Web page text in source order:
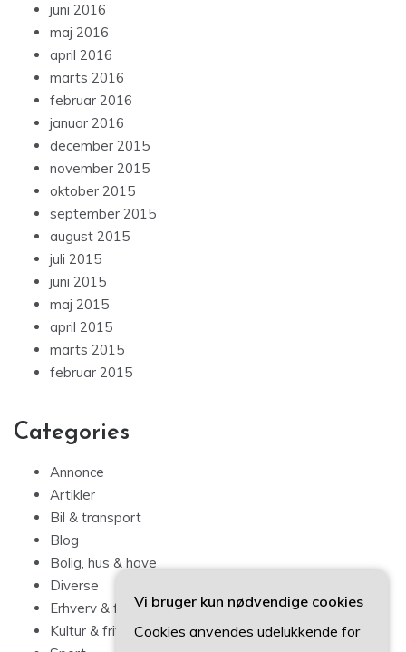
juni 2016
maj 2016
april 2016
marts 2016
februar 2016
januar 2016
december 2015
november 2015
oktober 2015
september 2015
august 2015
juli 2015
juni 2015
maj 2015
april 2015
marts 2015
februar 2015
Categories
Annonce
Artikler
Bil & transport
Blog
Bolig, hus & have
Diverse
Erhverv & forbrug
Kultur & fritid
Vi bruger kun nødvendige cookies
Cookies anvendes udelukkende for